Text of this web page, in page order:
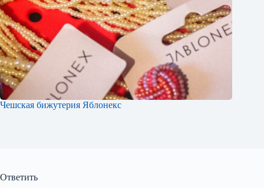
Чешская бижутерия Яблонекс
Ответить